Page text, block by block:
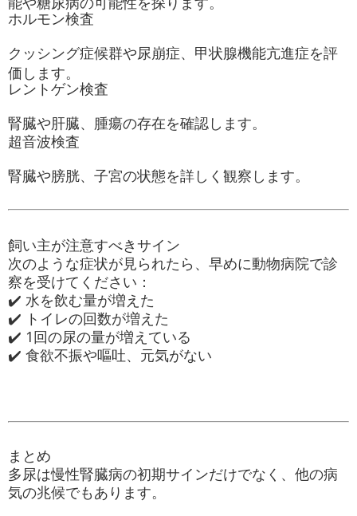
ホルモン検査
クッシング症候群や尿崩症、甲状腺機能亢進症を評
価します。
レントゲン検査
腎臓や肝臓、腫瘍の存在を確認します。
超音波検査
腎臓や膀胱、子宮の状態を詳しく観察します。
飼い主が注意すべきサイン
次のような症状が見られたら、早めに動物病院で診
察を受けてください：
✔️ 水を飲む量が増えた
✔️ トイレの回数が増えた
✔️ 1回の尿の量が増えている
✔️ 食欲不振や嘔吐、元気がない
まとめ
多尿は慢性腎臓病の初期サインだけでなく、他の病
気の兆候でもあります。